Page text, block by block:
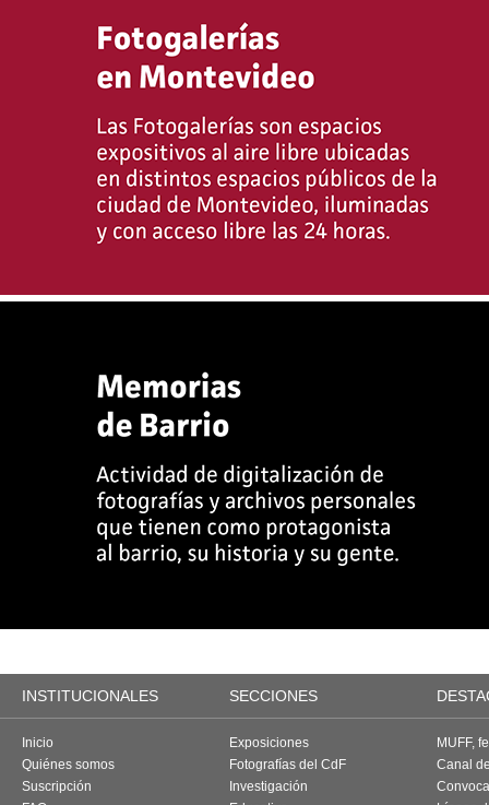
INSTITUCIONALES SECCIONES
Inicio
Quiénes somos
Suscripción
Exposiciones
Fotografías del CdF
Investigación
MUFF,
Canal